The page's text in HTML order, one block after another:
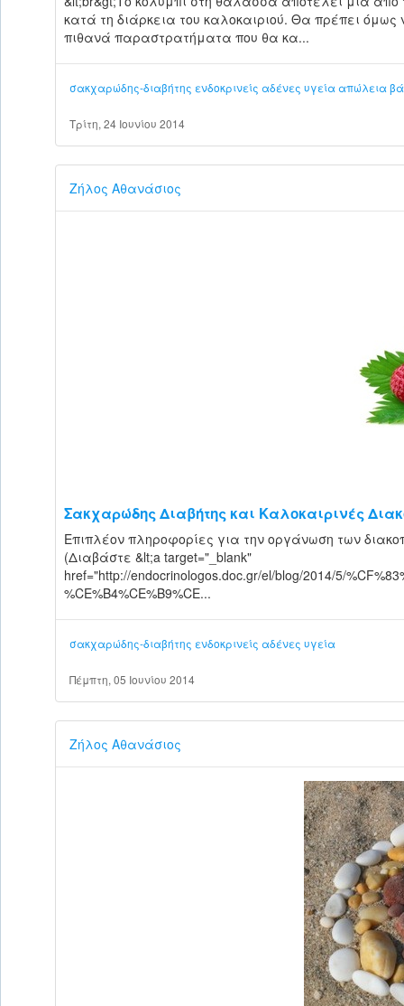
κατά τη διάρκεια του καλοκαιριού. Θα πρέπει
πιθανά παραστρατήματα που θα κα...
σακχαρώδης-διαβήτης ενδοκρινείς αδένες υγείααπώλεια
Τρίτη, 24 Ιουνίου 2014
Ζήλος Αθανάσιος
Σακχαρώδης Διαβήτης και Καλοκαιρινές
Επιπλέον πληροφορίες για την οργάνωση των
(Διαβάστε &lt;a target="_blank"
href="http://endocrinologos.doc.gr/el/blog/2014/5/
%CE%B4%CE%B9%CE...
σακχαρώδης-διαβήτης ενδοκρινείς αδένες υγεία
Πέμπτη, 05 Ιουνίου 2014
Ζήλος Αθανάσιος